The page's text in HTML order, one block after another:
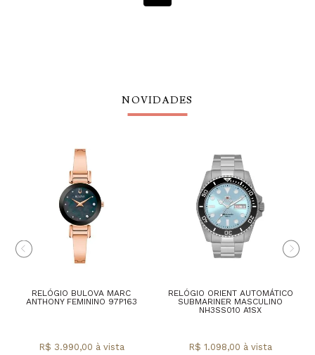
NOVIDADES
RELÓGIO BULOVA MARC
ANTHONY FEMININO 97P163
R$ 3.990,00 à vista
RELÓGIO ORIENT AUTOMÁTICO
SUBMARINER MASCULINO
NH3SS010 A1SX
R$ 1.098,00 à vista